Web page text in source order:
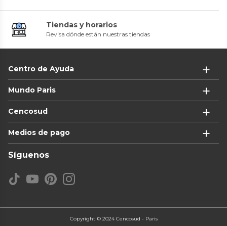
Tiendas y horarios
Revisa dónde están nuestras tiendas
Centro de Ayuda
Mundo Paris
Cencosud
Medios de pago
Síguenos
Copyright © 2024 Cencosud - Paris